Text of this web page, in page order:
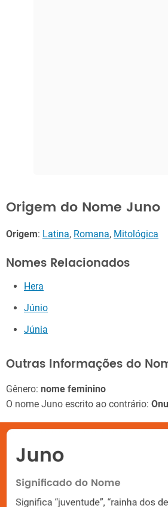
Origem do Nome Juno
Origem: Latina, Romana, Mitológica
Nomes Relacionados
Hera
Júnio
Júnia
Outras Informações do
Gênero: nome feminino
O nome Juno escrito ao contrário: